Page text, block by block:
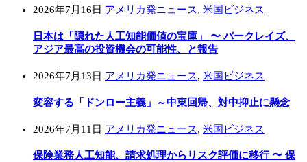
2026年7月16日 アメリカ発ニュース, 米国ビジネス
日本は「隠れた人工知能価値の宝庫」 〜 バークレイズ、
アジア最高の投資機会の可能性、と報告
2026年7月13日 アメリカ発ニュース, 米国ビジネス
変容する「ドンロー主義」～中東回帰、対中抑止に懸念
2026年7月11日 アメリカ発ニュース, 米国ビジネス
保険業務人工知能、請求処理からリスク評価に移行 〜 保